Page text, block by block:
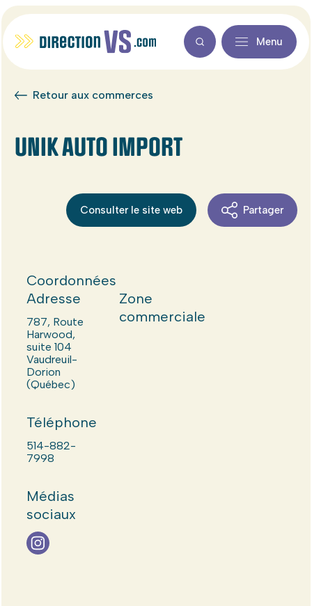
Menu
Retour aux commerces
UNIK AUTO IMPORT
Consulter le site web Partager
Coordonnées
Adresse
787, Route
Harwood,
suite 104
Vaudreuil-
Dorion
(Québec)
Téléphone
514-882-
7998
Médias
sociaux
Zone
commerciale